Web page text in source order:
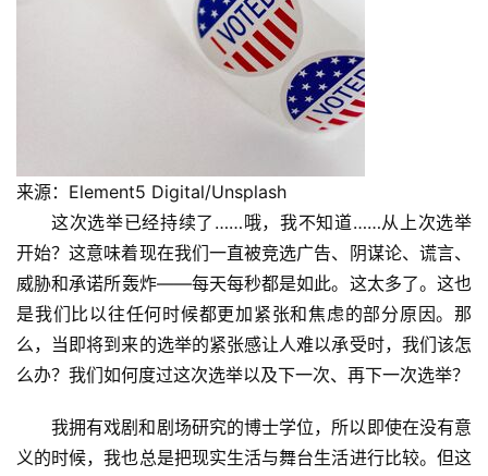
来源：Element5 Digital/Unsplash
这次选举已经持续了……哦，我不知道……从上次选举
开始？这意味着现在我们一直被竞选广告、阴谋论、谎言、
威胁和承诺所轰炸——每天每秒都是如此。这太多了。这也
是我们比以往任何时候都更加紧张和焦虑的部分原因。那
么，当即将到来的选举的紧张感让人难以承受时，我们该怎
么办？我们如何度过这次选举以及下一次、再下一次选举？
我拥有戏剧和剧场研究的博士学位，所以即使在没有意
义的时候，我也总是把现实生活与舞台生活进行比较。但这